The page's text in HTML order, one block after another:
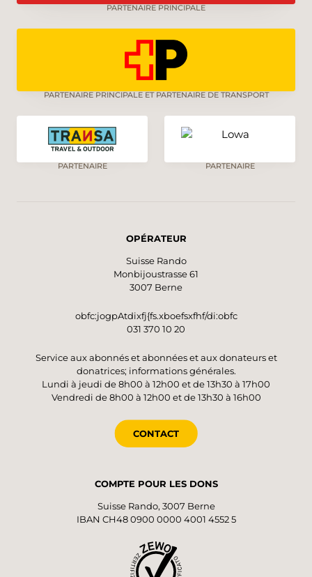
PARTENAIRE PRINCIPALE
PARTENAIRE PRINCIPALE ET PARTENAIRE DE TRANSPORT
PARTENAIRE PARTENAIRE
OPÉRATEUR
Suisse Rando
Monbijoustrasse 61
3007 Berne
obfc:jogpAtdixfj{fs.xboefsxfhf/di:obfc
031 370 10 20
Service aux abonnés et abonnées et aux donateurs et
donatrices; informations générales.
Lundi à jeudi de 8h00 à 12h00 et de 13h30 à 17h00
Vendredi de 8h00 à 12h00 et de 13h30 à 16h00
CONTACT
COMPTE POUR LES DONS
Suisse Rando, 3007 Berne
IBAN CH48 0900 0000 4001 4552 5